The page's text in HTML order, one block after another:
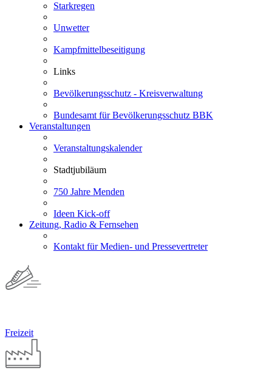
Starkregen
Unwetter
Kampfmittelbeseitigung
Links
Bevölkerungsschutz - Kreisverwaltung
Bundesamt für Bevölkerungsschutz BBK
Veranstaltungen
Veranstaltungskalender
Stadtjubiläum
750 Jahre Menden
Ideen Kick-off
Zeitung, Radio & Fernsehen
Kontakt für Medien- und Pressevertreter
Freizeit